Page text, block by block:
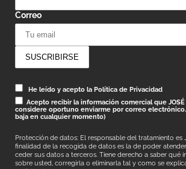
Correo
He leído y acepto la Política de Privacidad
Acepto recibir la información comercial que JOSÉ
considere oportuno enviarme por correo electrónico.
baja en cualquier momento)
Protección de datos: El responsable del tratamiento es
finalidad de la recogida de datos es la de poder
ceder sus datos a terceros. Tiene derecho a saber qué
sobre usted, corregirla o eliminarla tal y como se